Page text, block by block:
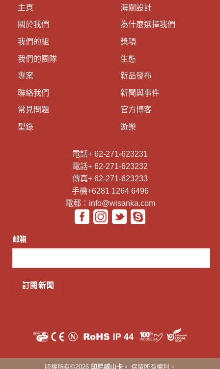
主頁
關於我們
我們的組
我們的團隊
專案
聯絡我們
常見問題
型錄
海關設計
為什麼選擇我們
獎項
生態
新品發布
新聞與事件
官方博客
遊樂
電話+ 62-271-623231
電話+ 62-271-623232
傳真+ 62-271-623233
手機+6281 1264 6496
電郵：info@wisanka.com
邮箱
版權所有©2026 印尼威山卡。 保留所有權利。